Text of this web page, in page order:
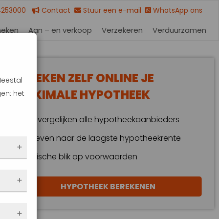
Contact Stuur een e-mail WhatsApp ons
Aan – en verkoop Verzekeren Verduurzamen
BEREKEN ZELF ONLINE JE
MAXIMALE HYPOTHEEK
Wij vergelijken alle hypotheekaanbieders
Streven naar de laagste hypotheekrente
Kritische blik op voorwaarden
HYPOTHEEK BEREKENEN
het